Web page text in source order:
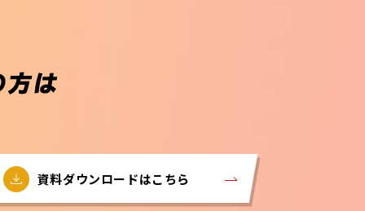
資料ダウンロードはこちら